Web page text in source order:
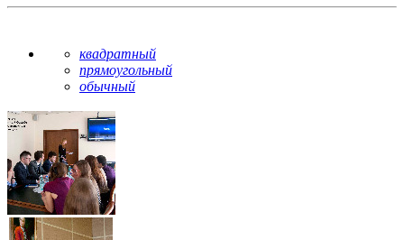
квадратный
прямоугольный
обычный